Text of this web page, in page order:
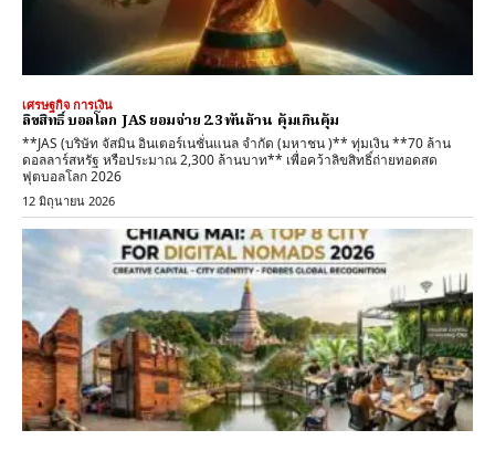
เศรษฐกิจ การเงิน
ลิขสิทธิ์ บอลโลก JAS ยอมจ่าย 2.3 พันล้าน คุ้มเกินคุ้ม
**JAS (บริษัท จัสมิน อินเตอร์เนชั่นแนล จำกัด (มหาชน )** ทุ่มเงิน **70 ล้าน
ดอลลาร์สหรัฐ หรือประมาณ 2,300 ล้านบาท** เพื่อคว้าลิขสิทธิ์ถ่ายทอดสด
ฟุตบอลโลก 2026
12 มิถุนายน 2026